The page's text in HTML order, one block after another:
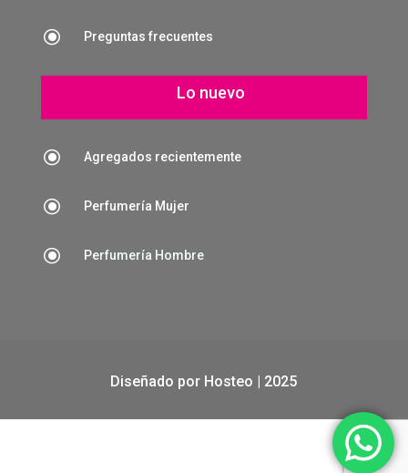
\ Preguntas frecuentes
Lo nuevo
\ Agregados recientemente
\ Perfumería Mujer
\ Perfumería Hombre
Diseñado por Hosteo | 2025